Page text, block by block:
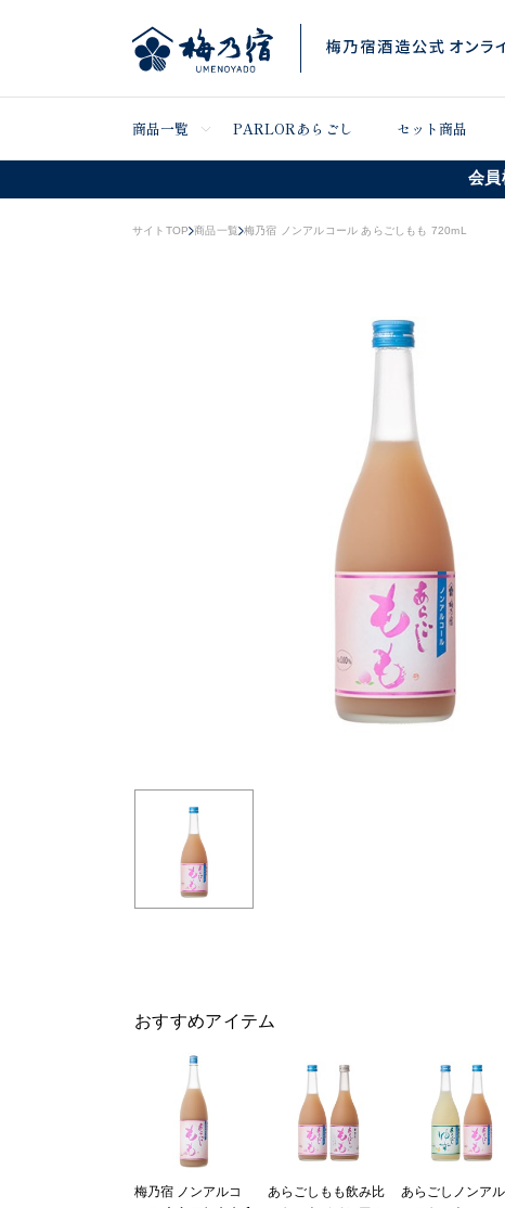
商品一覧 PARLORあらごし セット商品
会員
サイトTOP 商品一覧 梅乃宿 ノンアルコール あらごしもも 720mL
おすすめアイテム
梅乃宿 ノンアルコ
あらごしもも飲み比
あらごしノンア